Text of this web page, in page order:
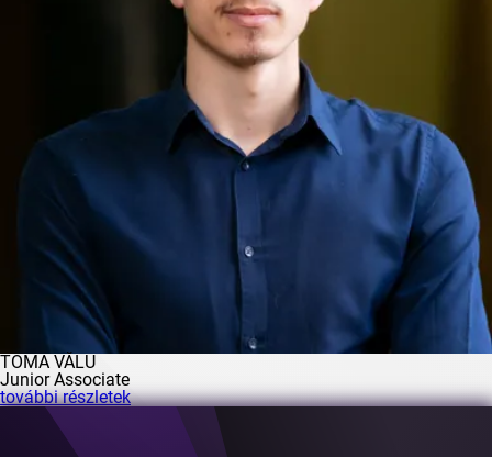
TOMA VĂLU
Junior Associate
további részletek